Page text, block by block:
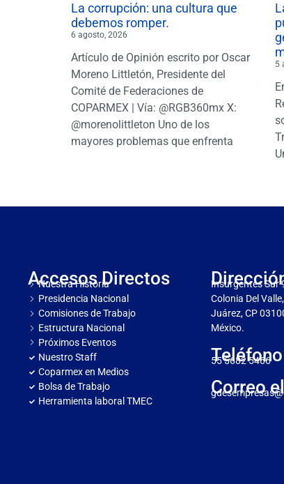
La corrupción: una cultura que
debemos romper.
6 agosto, 2026
Artículo de Opinión escrito por Oscar
Moreno Littletón, Presidente del
Comité de Federaciones de
COPARMEX | Vía: @RGB360mx X:
@morenolittleton Uno de los
mayores problemas que enfrenta
5
Accesos Directos
Nuestra Historia
Presidencia Nacional
Comisiones de Trabajo
Estructura Nacional
Próximos Eventos
Nuestro Staff
Coparmex en Medios
Bolsa de Trabajo
Herramienta laboral TMEC
Insurgentes Sur
Colonia Del
Juárez, CP
México.
Teléfono
55 5682 5466
Correo